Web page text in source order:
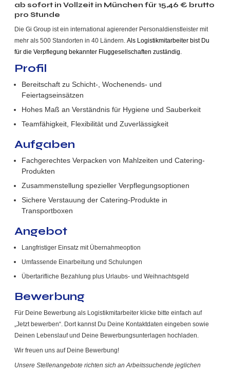
ab sofort in Vollzeit in München für 15,46 € brutto
pro Stunde
Die Gi Group ist ein international agierender Personaldienstleister mit
mehr als 500 Standorten in 40 Ländern. Als Logistikmitarbeiter bist Du
für die Verpflegung bekannter Fluggesellschaften zuständig.
Profil
Bereitschaft zu Schicht-, Wochenends- und
Feiertagseinsätzen
Hohes Maß an Verständnis für Hygiene und Sauberkeit
Teamfähigkeit, Flexibilität und Zuverlässigkeit
Aufgaben
Fachgerechtes Verpacken von Mahlzeiten und Catering-
Produkten
Zusammenstellung spezieller Verpflegungsoptionen
Sichere Verstauung der Catering-Produkte in
Transportboxen
Angebot
Langfristiger Einsatz mit Übernahmeoption
Umfassende Einarbeitung und Schulungen
Übertarifliche Bezahlung plus Urlaubs- und Weihnachtsgeld
Bewerbung
Für Deine Bewerbung als Logistikmitarbeiter klicke bitte einfach auf
„Jetzt bewerben“. Dort kannst Du Deine Kontaktdaten eingeben sowie
Deinen Lebenslauf und Deine Bewerbungsunterlagen hochladen.
Wir freuen uns auf Deine Bewerbung!
Unsere Stellenangebote richten sich an Arbeitssuchende jeglichen